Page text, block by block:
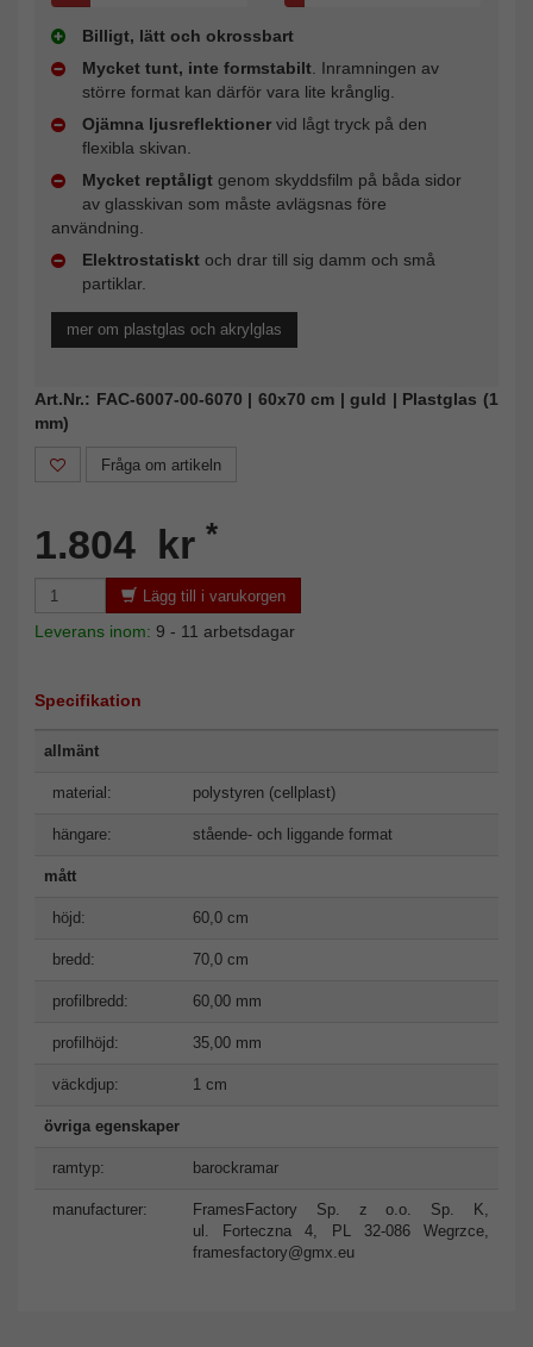
Billigt, lätt och okrossbart
Mycket tunt, inte formstabilt. Inramningen av
större format kan därför vara lite krånglig.
Ojämna ljusreflektioner vid lågt tryck på den
flexibla skivan.
Mycket reptåligt genom skyddsfilm på båda sidor
av glasskivan som måste avlägsnas före
användning.
Elektrostatiskt och drar till sig damm och små
partiklar.
mer om plastglas och akrylglas
Art.Nr.: FAC-6007-00-6070 | 60x70 cm | guld | Plastglas (1
mm)
Fråga om artikeln
1.804 kr *
Lägg till i varukorgen
Leverans inom: 9 - 11 arbetsdagar
Specifikation
allmänt
material: polystyren (cellplast)
hängare: stående- och liggande format
mått
höjd: 60,0 cm
bredd: 70,0 cm
profilbredd: 60,00 mm
profilhöjd: 35,00 mm
väckdjup: 1 cm
övriga egenskaper
ramtyp: barockramar
manufacturer:
FramesFactory Sp. z o.o. Sp. K,
ul. Forteczna 4, PL 32-086 Wegrzce,
framesfactory@gmx.eu